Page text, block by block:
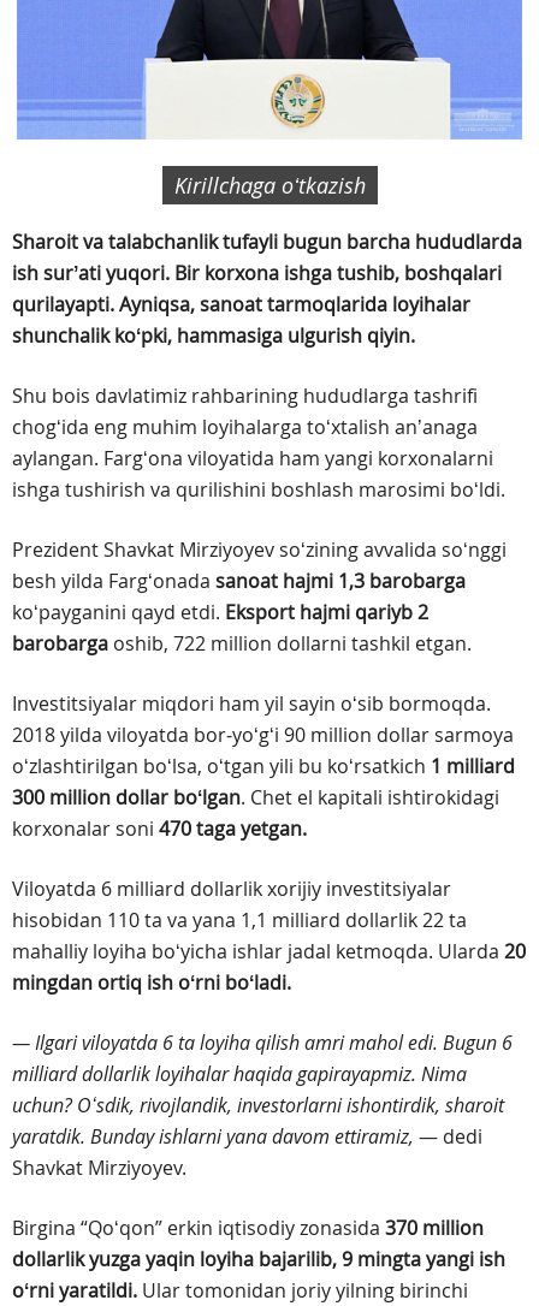
Kirillchaga oʻtkazish
Sharoit va talabchanlik tufayli bugun barcha hududlarda
ish surʼati yuqori. Bir korxona ishga tushib, boshqalari
qurilayapti. Ayniqsa, sanoat tarmoqlarida loyihalar
shunchalik koʻpki, hammasiga ulgurish qiyin.
Shu bois davlatimiz rahbarining hududlarga tashrifi
chogʻida eng muhim loyihalarga toʻxtalish anʼanaga
aylangan. Fargʻona viloyatida ham yangi korxonalarni
ishga tushirish va qurilishini boshlash marosimi boʻldi.
Prezident Shavkat Mirziyoyev soʻzining avvalida soʻnggi
besh yilda Fargʻonada sanoat hajmi 1,3 barobarga
koʻpayganini qayd etdi. Eksport hajmi qariyb 2
barobarga oshib, 722 million dollarni tashkil etgan.
Investitsiyalar miqdori ham yil sayin oʻsib bormoqda.
2018 yilda viloyatda bor-yoʻgʻi 90 million dollar sarmoya
oʻzlashtirilgan boʻlsa, oʻtgan yili bu koʻrsatkich 1 milliard
300 million dollar boʻlgan. Chet el kapitali ishtirokidagi
korxonalar soni 470 taga yetgan.
Viloyatda 6 milliard dollarlik xorijiy investitsiyalar
hisobidan 110 ta va yana 1,1 milliard dollarlik 22 ta
mahalliy loyiha boʻyicha ishlar jadal ketmoqda. Ularda 20
mingdan ortiq ish oʻrni boʻladi.
— Ilgari viloyatda 6 ta loyiha qilish amri mahol edi. Bugun 6
milliard dollarlik loyihalar haqida gapirayapmiz. Nima
uchun? Oʻsdik, rivojlandik, investorlarni ishontirdik, sharoit
yaratdik. Bunday ishlarni yana davom ettiramiz, — dedi
Shavkat Mirziyoyev.
Birgina “Qoʻqon” erkin iqtisodiy zonasida 370 million
dollarlik yuzga yaqin loyiha bajarilib, 9 mingta yangi ish
oʻrni yaratildi. Ular tomonidan joriy yilning birinchi